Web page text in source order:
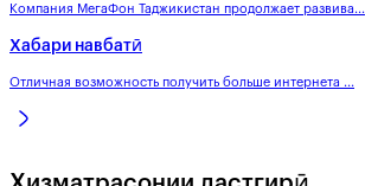
Компания МегаФон Таджикистан продолжает развива...
Хабари навбатӣ
Отличная возможность получить больше интернета ...